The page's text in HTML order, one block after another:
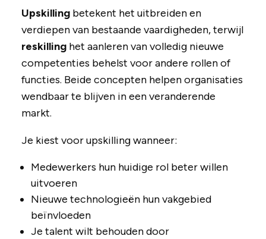
Upskillingbetekent het uitbreiden en
verdiepen van bestaande vaardigheden, terwijl
reskillinghet aanleren van volledig nieuwe
competenties behelst voor andere rollen of
functies. Beide concepten helpen organisaties
wendbaar te blijven in een veranderende
markt.
Je kiest voor upskilling wanneer:
Medewerkers hun huidige rol beter willen
uitvoeren
Nieuwe technologieën hun vakgebied
beïnvloeden
Je talent wilt behouden door